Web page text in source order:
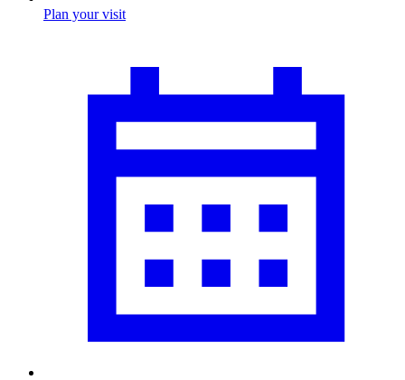
Plan your visit